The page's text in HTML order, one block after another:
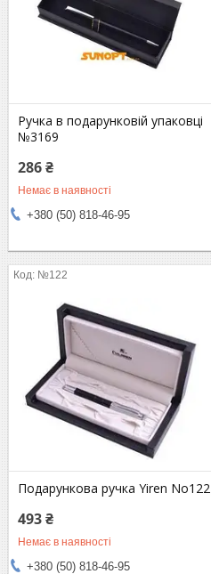
Ручка в подарунковій упаковці
№3169
286 ₴
Немає в наявності
+380 (50) 818-46-95
№122
Подарункова ручка Yiren No122
493 ₴
Немає в наявності
+380 (50) 818-46-95